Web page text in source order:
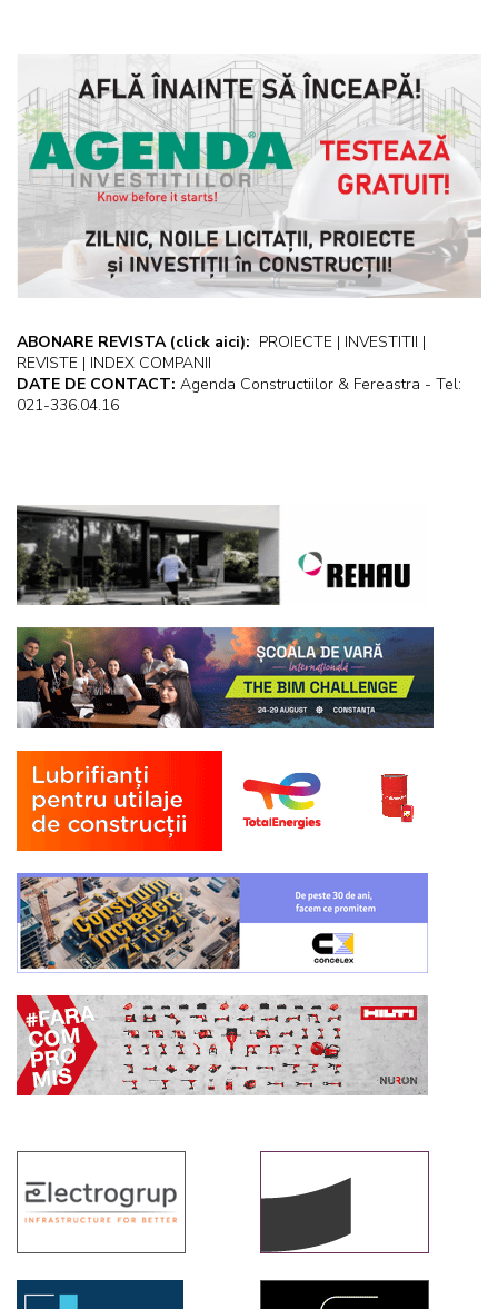
ABONARE REVISTA (click aici): PROIECTE | INVESTITII |
REVISTE | INDEX COMPANII
DATE DE CONTACT: Agenda Constructiilor & Fereastra - Tel:
021-336.04.16